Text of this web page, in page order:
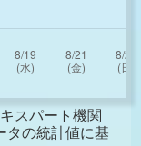
スパート機関
タの統計値に基